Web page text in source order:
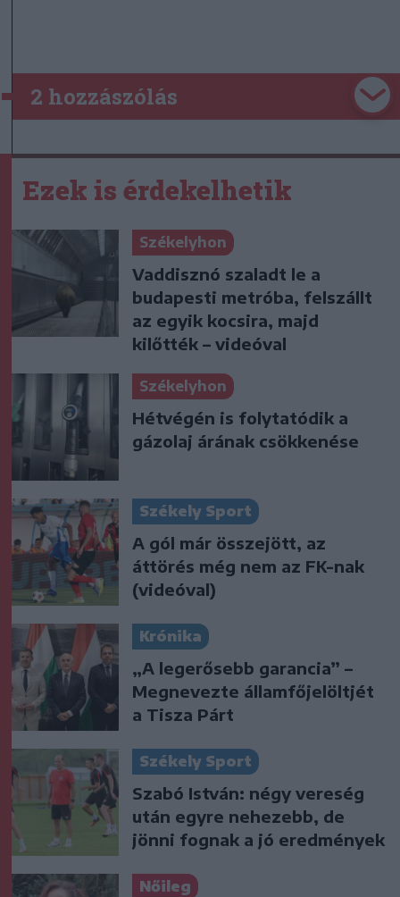
2 hozzászólás
Ezek is érdekelhetik
Székelyhon
Vaddisznó szaladt le a
budapesti metróba, felszállt
az egyik kocsira, majd
kilőtték – videóval
Székelyhon
Hétvégén is folytatódik a
gázolaj árának csökkenése
Székely Sport
A gól már összejött, az
áttörés még nem az FK-nak
(videóval)
Krónika
„A legerősebb garancia” –
Megnevezte államfőjelöltjét
a Tisza Párt
Székely Sport
Szabó István: négy vereség
után egyre nehezebb, de
jönni fognak a jó eredmények
Nőileg